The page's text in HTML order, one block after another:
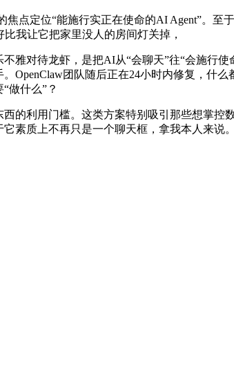
定位“能施行实正在使命的AI Agent”。至于
我让它把家里没人的房间灯关掉，
对待龙虾，是把AI从“会聊天”往“会施行使
团队随后正在24小时内修复，什么
做什么”？
利用门槛。这类方案特别吸引那些想掌控
素质上不再只是一个聊天框，拿我本人来说